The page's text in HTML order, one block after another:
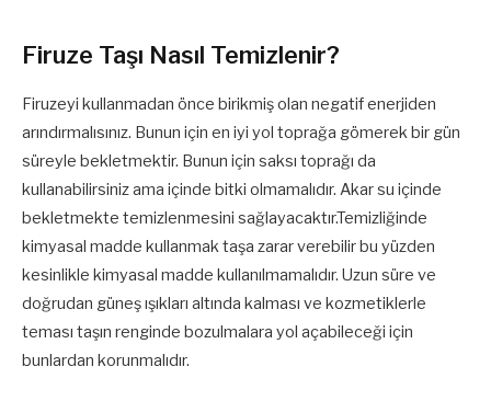
Firuze Taşı Nasıl Temizlenir?
Firuzeyi kullanmadan önce birikmiş olan negatif enerjiden
arındırmalısınız. Bunun için en iyi yol toprağa gömerek bir gün
süreyle bekletmektir. Bunun için saksı toprağı da
kullanabilirsiniz ama içinde bitki olmamalıdır. Akar su içinde
bekletmekte temizlenmesini sağlayacaktır.Temizliğinde
kimyasal madde kullanmak taşa zarar verebilir bu yüzden
kesinlikle kimyasal madde kullanılmamalıdır. Uzun süre ve
doğrudan güneş ışıkları altında kalması ve kozmetiklerle
teması taşın renginde bozulmalara yol açabileceği için
bunlardan korunmalıdır.